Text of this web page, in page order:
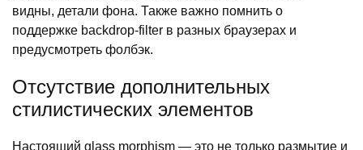
видны, детали фона. Также важно помнить о
поддержке backdrop-filter в разных браузерах и
предусмотреть фолбэк.
Отсутствие дополнительных
стилистических элементов
Настоящий glass morphism — это не только размытие и